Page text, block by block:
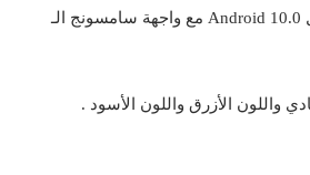
يأتي الهاتف بنظام تشغيل Android 10.0 مع واجهة سامسونج الـ
واللون الأزرق واللون الأسود .